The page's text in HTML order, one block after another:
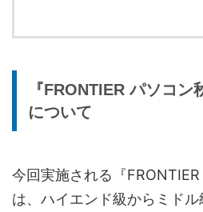
『FRONTIER パソコ
について
今回実施される『
は、ハイエンド級からミド